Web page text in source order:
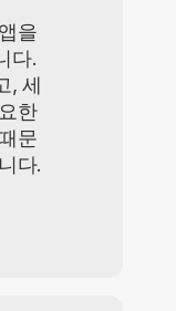
을
다.
, 세
한
문
다.